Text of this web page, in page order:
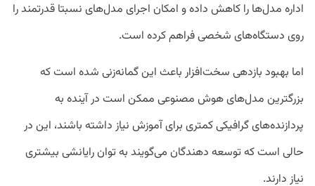
اداره مدل‌ها را کاهش داده و امکان اجرای مدل‌های نسبتا قدرتمند را
روی دستگاه‌های شخصی فراهم کرده است.
اما بهبود بازدهی سخت‌افزار باعث این گمانه‌زنی شده است که
بزرگترین مدل‌های هوش مصنوعی ممکن است در آینده به
پردازنده‌های گرافیکی کمتری برای آموزش نیاز داشته باشند، این در
حالی است که توسعه دهندگان می‌گویند به توان رایانشی بیشتری
نیاز دارند.